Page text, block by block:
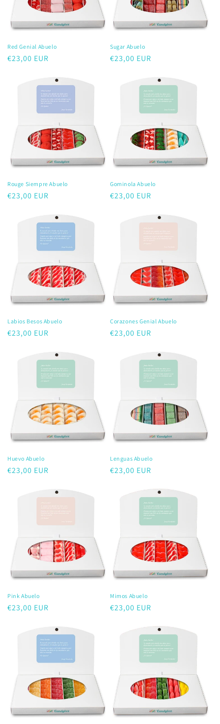
Red Genial Abuelo
Precio
€23,00 EUR
Sugar Abuelo
Precio
€23,00 EUR
Rouge Siempre Abuelo
Precio
€23,00 EUR
Gominola Abuelo
Precio
€23,00 EUR
Labios Besos Abuelo
Precio
€23,00 EUR
Corazones Genial Abuelo
Precio
€23,00 EUR
Huevo Abuelo
Precio
€23,00 EUR
Lenguas Abuelo
Precio
€23,00 EUR
Pink Abuelo
Precio
€23,00 EUR
Mimos Abuelo
Precio
€23,00 EUR